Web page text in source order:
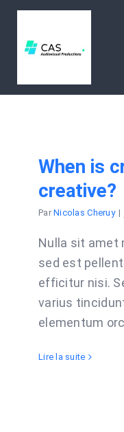
Passer
contenu
HOME
CONTACT
When is
creative?
ParNicolas Cheruy |
Nulla sit amet
sed est
efficitur nisi.
varius
elementum
Lire la suite